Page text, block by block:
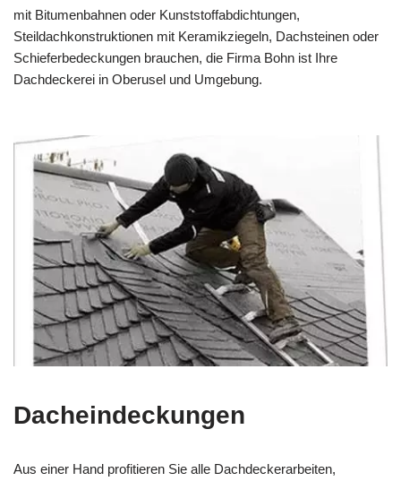
mit Bitumenbahnen oder Kunststoffabdichtungen,
Steildachkonstruktionen mit Keramikziegeln, Dachsteinen oder
Schieferbedeckungen brauchen, die Firma Bohn ist Ihre
Dachdeckerei in Oberusel und Umgebung.
Dacheindeckungen
Aus einer Hand profitieren Sie alle Dachdeckerarbeiten,